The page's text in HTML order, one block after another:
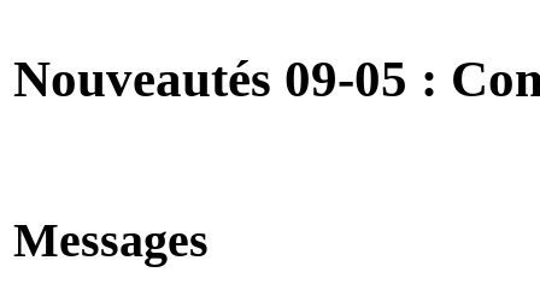
Nouveautés 09-05 :
Messages